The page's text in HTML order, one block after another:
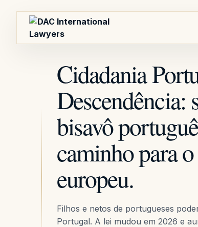
Cidadania
Descendência:
bisavô
caminho para
europeu.
Filhos e netos de portugueses
Portugal. A lei mudou em 2026 e